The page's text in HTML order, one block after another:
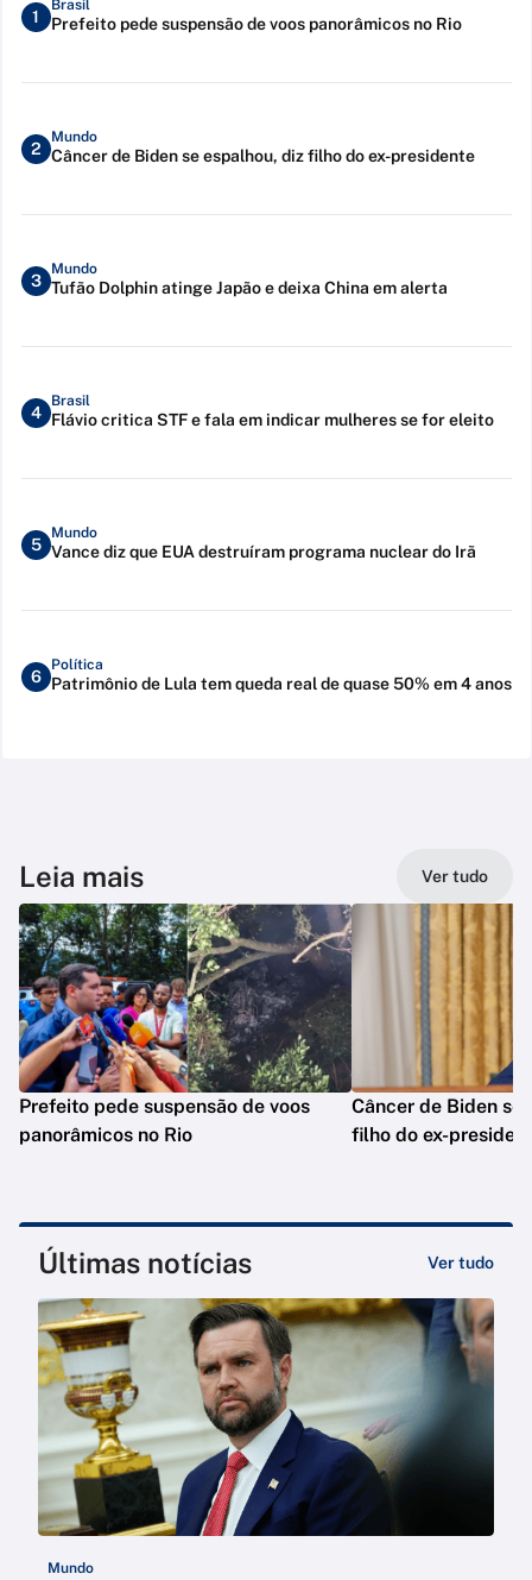
1
Brasil
Prefeito pede suspensão de voos panorâmicos no Rio
2
Mundo
Câncer de Biden se espalhou, diz filho do ex-presidente
3
Mundo
Tufão Dolphin atinge Japão e deixa China em alerta
4
Brasil
Flávio critica STF e fala em indicar mulheres se for eleito
5
Mundo
Vance diz que EUA destruíram programa nuclear do Irã
6
Política
Patrimônio de Lula tem queda real de quase 50% em 4 anos
Leia mais Ver tudo
Prefeito pede suspensão de voos
panorâmicos no Rio
Câncer de Biden se
filho do ex-
Últimas notícias Ver tudo
Mundo